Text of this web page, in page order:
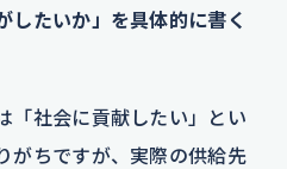
したいか」を具体的に書く
「社会に貢献したい」とい
がちですが、実際の供給先